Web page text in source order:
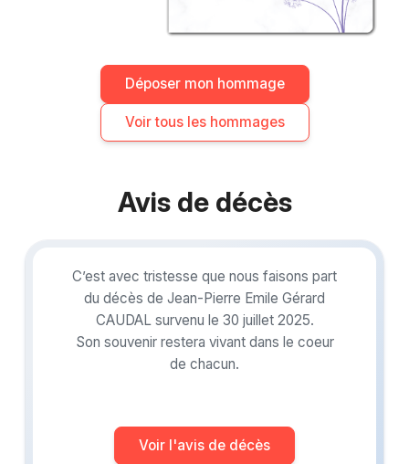
Déposer mon hommage
Voir tous les hommages
Avis de décès
C’est avec tristesse que nous faisons part
du décès de Jean-Pierre Emile Gérard
CAUDAL survenu le 30 juillet 2025.
Son souvenir restera vivant dans le coeur
de chacun.
Voir l'avis de décès